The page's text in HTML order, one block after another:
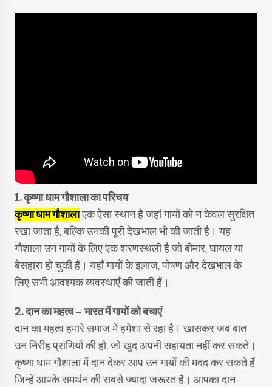
1. कृष्णा धाम गौशाला का परिचय
कृष्णा धाम गौशालाएक ऐसा स्थान है जहां गायों को न केवल सुरक्षित
रखा जाता है, बल्कि उनकी पूरी देखभाल भी की जाती है। यह
गौशाला उन गायों के लिए एक शरणस्थली है जो बीमार, घायल या
बेसहारा हो चुकी हैं। यहाँ गायों के इलाज, पोषण और देखभाल के
लिए सभी आवश्यक व्यवस्थाएँ की जाती हैं।
2. दान का महत्व– भारत में गायों को बचाएं
दान का महत्व हमारे समाज में हमेशा से रहा है। खासकर जब बात
उन निरीह प्राणियों की हो, जो खुद अपनी सहायता नहीं कर सकते।
कृष्णा धाम गौशाला में दान देकर आप उन गायों की मदद कर सकते हैं
जिन्हें आपके समर्थन की सबसे ज्यादा जरूरत है। आपका दान